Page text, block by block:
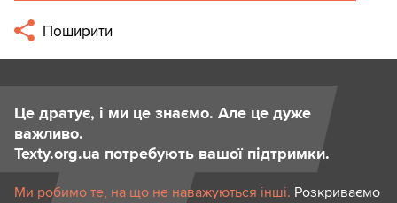
Поширити
Це дратує, і ми це знаємо. Але це дуже
важливо.
Texty.org.ua потребують вашої підтримки.
Ми робимо те, на що не наважуються інші. Розкриваємо